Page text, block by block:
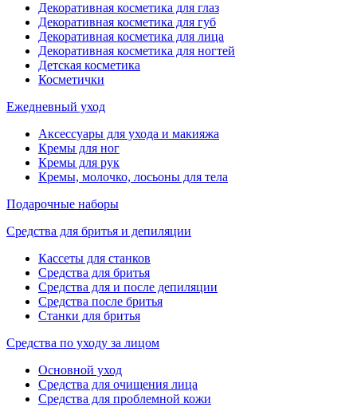
Декоративная косметика для глаз
Декоративная косметика для губ
Декоративная косметика для лица
Декоративная косметика для ногтей
Детская косметика
Косметички
Ежедневный уход
Аксессуары для ухода и макияжа
Кремы для ног
Кремы для рук
Кремы, молочко, лосьоны для тела
Подарочные наборы
Средства для бритья и депиляции
Кассеты для станков
Средства для бритья
Средства для и после депиляции
Средства после бритья
Станки для бритья
Средства по уходу за лицом
Основной уход
Средства для очищения лица
Средства для проблемной кожи